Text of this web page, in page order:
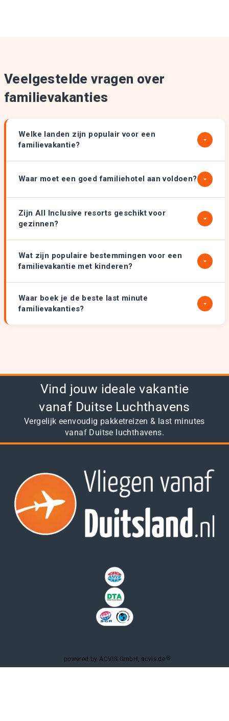
Veelgestelde vragen over
familievakanties
Welke landen zijn populair voor een
familievakantie?
Waar moet een goed familiehotel aan voldoen?
Zijn All Inclusive resorts geschikt voor
gezinnen?
Wat zijn populaire bestemmingen voor een
familievakantie met kinderen?
Waar boek je de beste last minute
familievakanties?
Vind jouw ideale vakantie
vanaf Duitse Luchthavens
Vergelijk eenvoudig pakketreizen & last minutes
vanaf Duitse luchthavens.
powered by ACVIS GmbH, acvis.de®